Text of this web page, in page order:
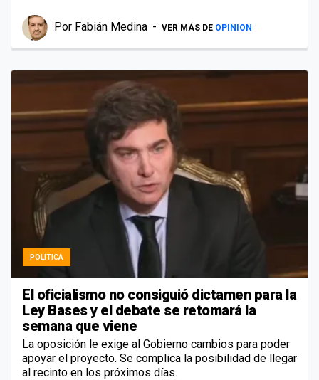
Por Fabián Medina VER MÁS DE OPINION
POLÍTICA
El oficialismo no consiguió dictamen para la
Ley Bases y el debate se retomará la
semana que viene
La oposición le exige al Gobierno cambios para poder
apoyar el proyecto. Se complica la posibilidad de llegar
al recinto en los próximos días.